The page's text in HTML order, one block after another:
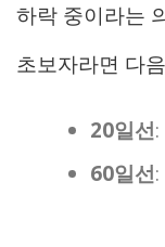
하락 중이라는
초보자라면 다
20일선
60일선